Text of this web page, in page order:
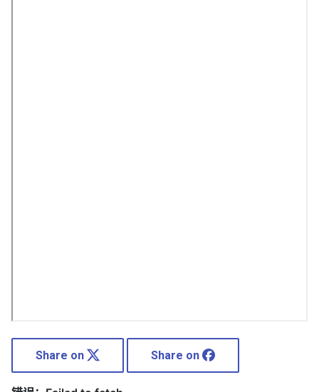
Share on Share on